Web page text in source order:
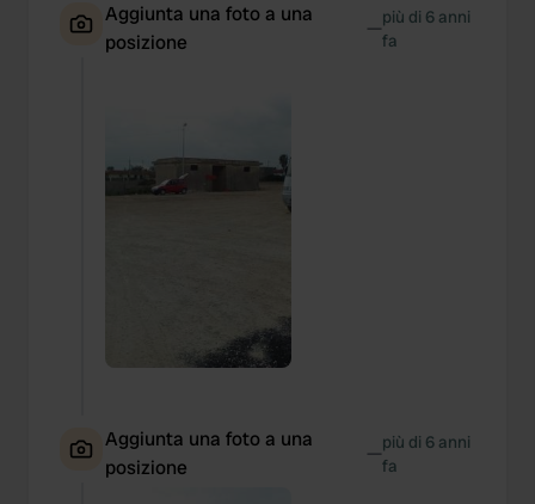
Aggiunta una foto a una
posizione
—più di 6 anni
fa
Aggiunta una foto a una
posizione
—più di 6 anni
fa